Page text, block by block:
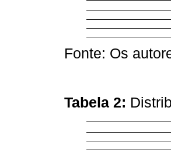
Fonte: Os
Tabela 2: